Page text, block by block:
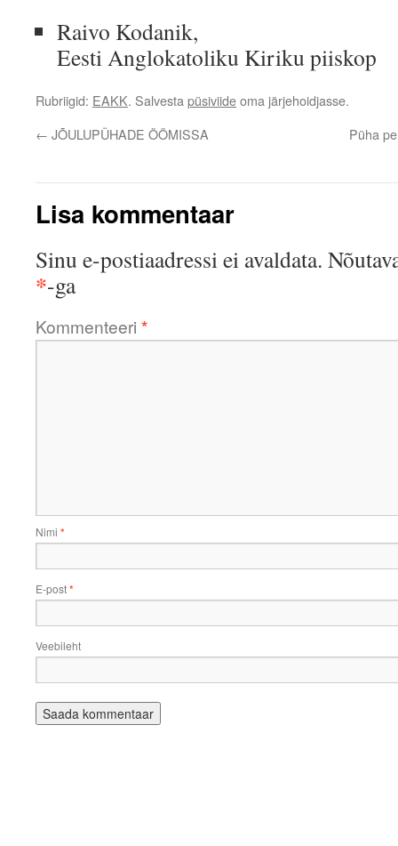
Raivo Kodanik,
Eesti Anglokatoliku Kiriku piiskop
Rubriigid: EAKK. Salvesta püsiviideoma järjehoidjasse.
← JÕULUPÜHADE ÖÖMISSA Püha
Lisa kommentaar
Sinu e-postiaadressi ei avaldata.
*-ga
Kommenteeri *
Nimi *
E-post*
Veebileht